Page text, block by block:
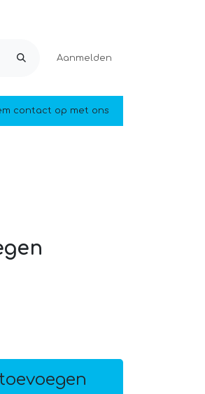
Aanmelden
en vijvers
contact op met ons